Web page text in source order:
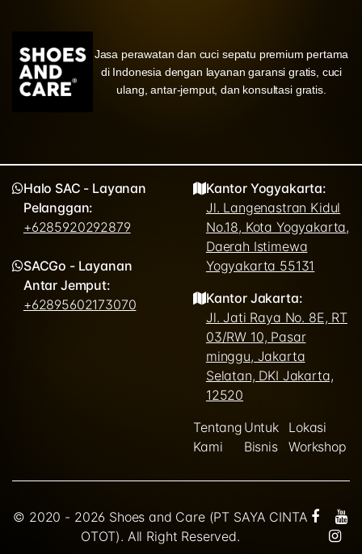
Jasa perawatan dan cuci sepatu premium pertama
di Indonesia dengan layanan garansi gratis, cuci
ulang, antar-jemput, dan konsultasi gratis.
Halo SAC - Layanan
Pelanggan:
+6285920292879
SACGo - Layanan
Antar Jemput:
+62895602173070
Kantor Yogyakarta:
Jl. Langenastran Kidul
No.18, Kota Yogyakarta,
Daerah Istimewa
Yogyakarta 55131
Kantor Jakarta:
Jl. Jati Raya No. 8E, RT
03/RW 10, Pasar
minggu, Jakarta
Selatan, DKI Jakarta,
12520
Tentang
Kami
Untuk
Bisnis
Lokasi
Workshop
© 2020 - 2026 Shoes and Care (PT SAYA CINTA
OTOT). All Right Reserved.